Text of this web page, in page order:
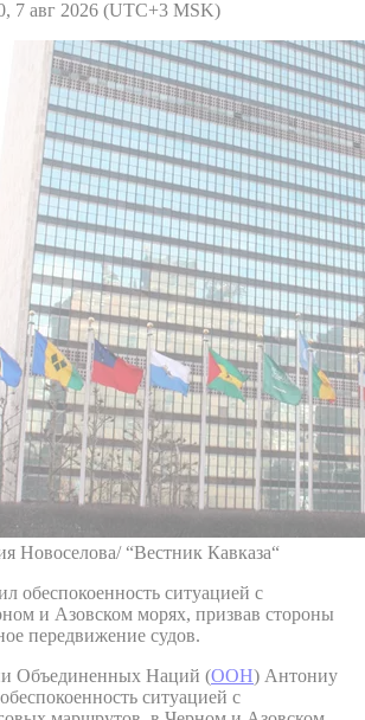
7 авг 2026 (UTC+3 MSK)
Новоселова/ “Вестник Кавказа“
обеспокоенность ситуацией с
и Азовском морях, призвав стороны
передвижение судов.
Объединенных Наций (ООН) Антониу
ситуацией с